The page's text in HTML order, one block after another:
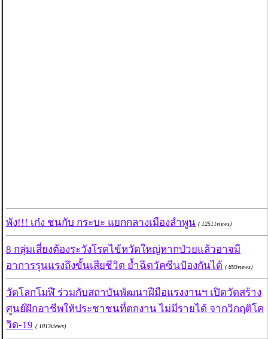
พัง!!! เก๋ง ชนกับ กระบะ แยกกลางเมืองลำพูน ( 12511views)
8 กลุ่มเสี่ยงต้องระวังโรคไข้หวัดใหญ่หากป่วยแล้วอาจมี
อาการรุนแรงถึงขั้นเสียชีวิต ย้ำฉีดวัคซีนป้องกันได้ ( 893views)
วัดโลกโมฬี ร่วมกับสถาบันพัฒนาฝีมือแรงงานฯ เปิดวัดสร้าง
ศูนย์ฝึกอาชีพให้ประชาชนที่ตกงาน ไม่มีรายได้ จากวิกฤติโค
วิด-19 ( 1013views)